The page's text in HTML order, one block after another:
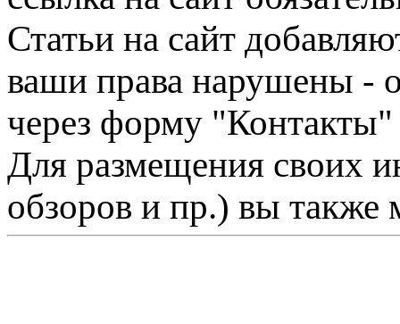
Статьи на сайт
ваши права нарушены -
через форму "Контакты"
Для размещения своих
обзоров и пр.) вы также